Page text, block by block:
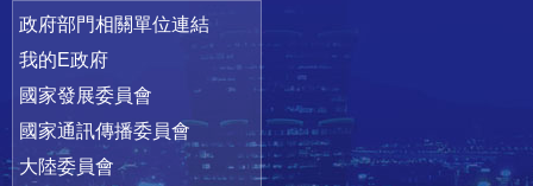
政府部門相關單位連結
我的E政府
國家發展委員會
國家通訊傳播委員會
大陸委員會